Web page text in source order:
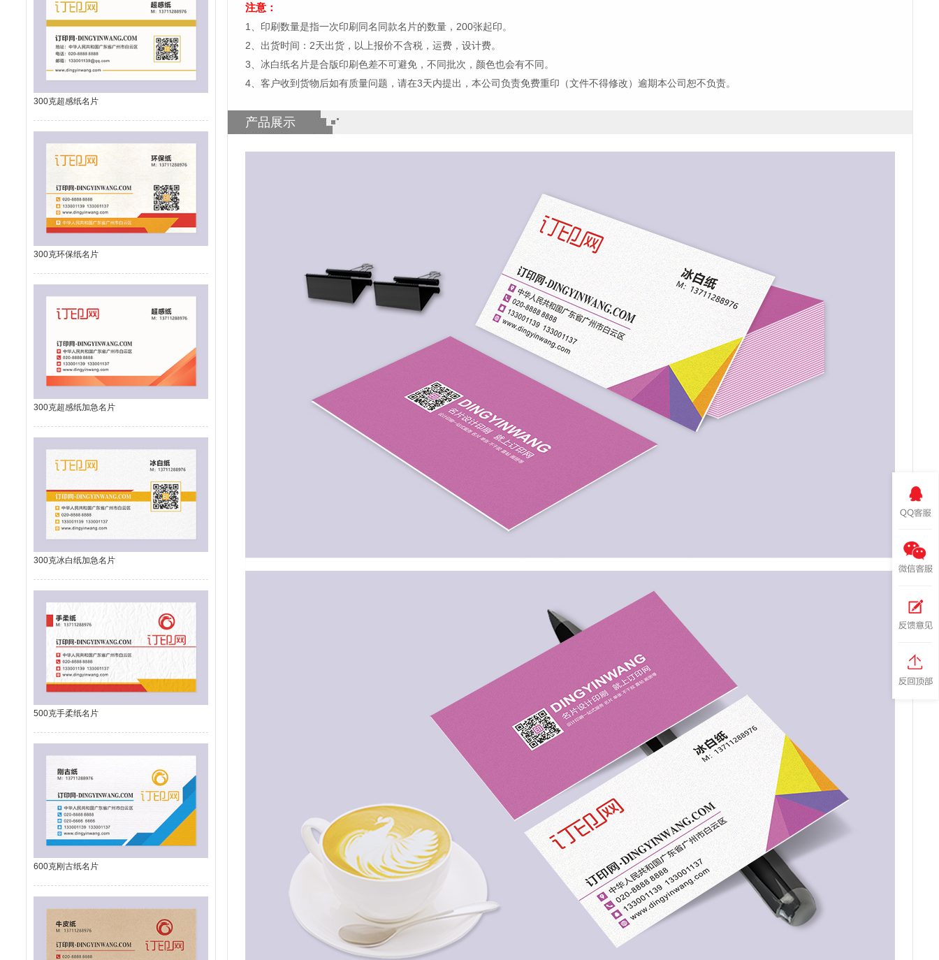
300克超感纸名片
300克环保纸名片
300克超感纸加急名片
300克冰白纸加急名片
500克手柔纸名片
600克刚古纸名片
注意：
1、印刷数量是指一次印刷同名同款名片的数量，200张起印。
2、出货时间：2天出货，以上报价不含税，运费，设计费。
3、冰白纸名片是合版印刷色差不可避免，不同批次，颜色也会有不同。
4、客户收到货物后如有质量问题，请在3天内提出，本公司负责免费重印（文件不得修改）逾期本公司恕不负责。
产品展示